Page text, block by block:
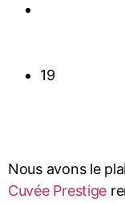
19
Nous avons le
Cuvée Prestige